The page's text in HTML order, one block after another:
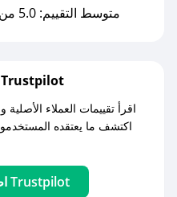
متوسط التقييم: 5.0 من 5 نجوم بواسطة 0 مستخدمين
اقرأ تقييمات واراء العملاء على Trustpilot
اقرأ تقييمات العملاء
اكتشف ما يعتقده
اطلع على آراء عملائنا على Trustpilot